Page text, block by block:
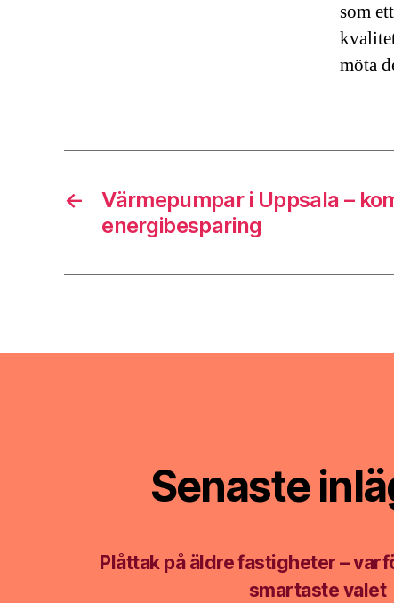
som
möta
←
Värmepumpar i Uppsala –
energibesparing
Senaste
Plåttak på äldre fastigheter –
smartaste valet